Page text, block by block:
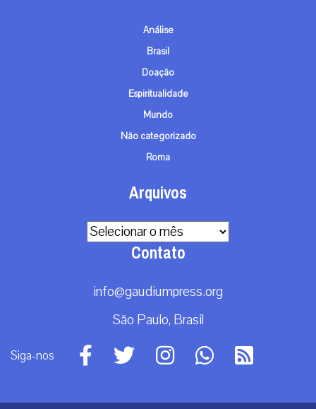
Análise
Brasil
Doação
Espiritualidade
Mundo
Não categorizado
Roma
Arquivos
Arquivos
Contato
info@gaudiumpress.org
São Paulo, Brasil
Siga-nos